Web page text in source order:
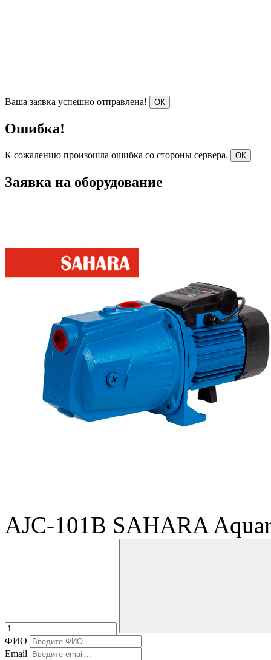
Ваша заявка успешно отправлена! ОК
Ошибка!
К сожалению произошла ошибка со стороны сервера. ОК
Заявка на оборудование
AJC-101B SAHARA
ФИО
Email